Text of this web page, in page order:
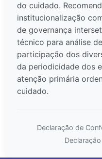
do cuidado.
institucionalização
de governança
técnico para análise
participação dos
da periodicidade dos
atenção primária
cuidado.
Declaração de